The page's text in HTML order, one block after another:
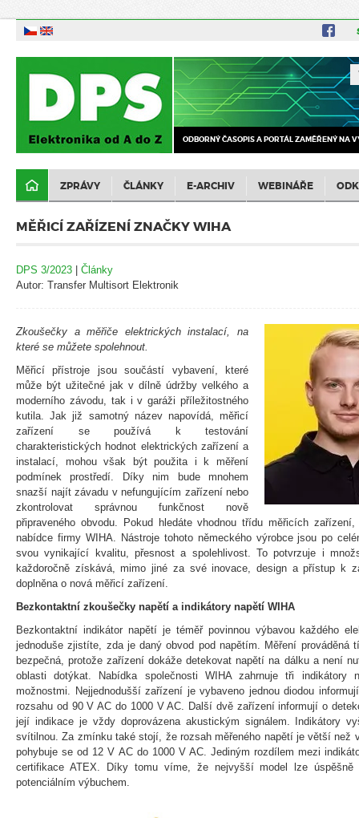
ODBORNÝ ČASOPIS A PORTÁL ZAMĚŘENÝ NA
ZPRÁVY ČLÁNKY E-ARCHIV WEBINÁŘE
MĚŘICÍ ZAŘÍZENÍ ZNAČKY WIHA
DPS 3/2023 | Články
Autor: Transfer Multisort Elektronik
Zkoušečky a měřiče elektrických instalací, na
které se můžete spolehnout.
Měřicí přístroje jsou součástí vybavení, které
může být užitečné jak v dílně údržby velkého a
moderního závodu, tak i v garáži příležitostného
kutila. Jak již samotný název napovídá, měřicí
zařízení se používá k testování
charakteristických hodnot elektrických zařízení a
instalací, mohou však být použita i k měření
podmínek prostředí. Díky nim bude mnohem
snazší najít závadu v nefungujícím zařízení nebo
zkontrolovat správnou funkčnost nově
připraveného obvodu. Pokud hledáte vhodnou třídu měřicích
nabídce firmy WIHA. Nástroje tohoto německého výrobce jsou po
svou vynikající kvalitu, přesnost a spolehlivost. To potvrzuje i
každoročně získává, mimo jiné za své inovace, design a přístup k
doplněna o nová měřicí zařízení.
Bezkontaktní zkoušečky napětí a indikátory napětí WIHA
Bezkontaktní indikátor napětí je téměř povinnou výbavou každého
jednoduše zjistíte, zda je daný obvod pod napětím. Měření prováděná
bezpečná, protože zařízení dokáže detekovat napětí na dálku a není
oblasti dotýkat. Nabídka společnosti WIHA zahrnuje tři
možnostmi. Nejjednodušší zařízení je vybaveno jednou diodou
rozsahu od 90 V AC do 1000 V AC. Další dvě zařízení informují o
její indikace je vždy doprovázena akustickým signálem. Indikátory
svítilnou. Za zmínku také stojí, že rozsah měřeného napětí je větší než
pohybuje se od 12 V AC do 1000 V AC. Jediným rozdílem mezi
certifikace ATEX. Díky tomu víme, že nejvyšší model lze
potenciálním výbuchem.